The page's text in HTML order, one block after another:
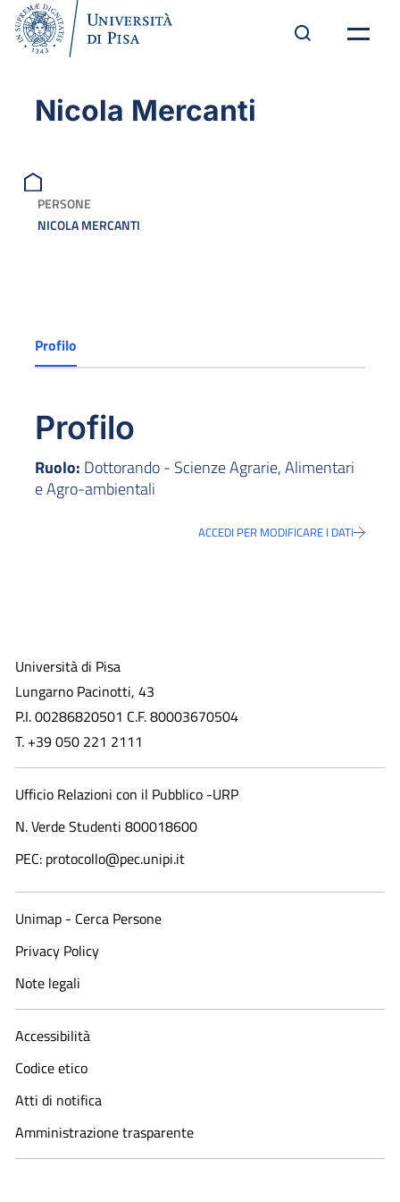
Nicola Mercanti
PERSONE
NICOLA MERCANTI
Profilo
Profilo
Ruolo: Dottorando - Scienze Agrarie, Alimentari
e Agro-ambientali
ACCEDI PER MODIFICARE I DATI
Università di Pisa
Lungarno Pacinotti, 43
P.I. 00286820501 C.F. 80003670504
T. +39 050 221 2111
Ufficio Relazioni con il Pubblico -URP
N. Verde Studenti 800018600​
PEC: protocollo@pec.unipi.it
Unimap - Cerca Persone
Privacy Policy
Note legali
Accessibilità
Codice etico
Atti di notifica
Amministrazione trasparente